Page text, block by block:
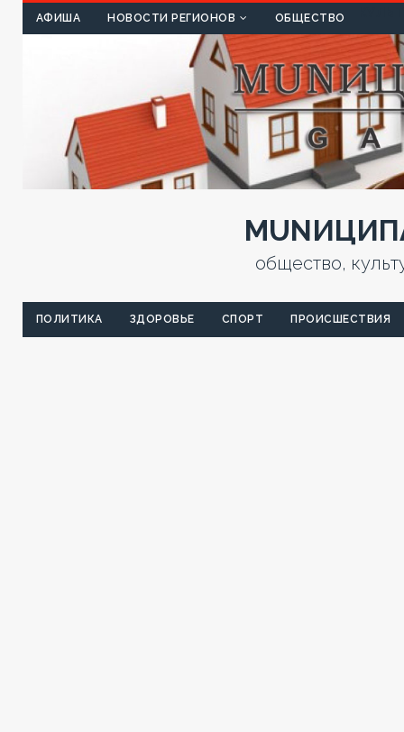
АФИША НОВОСТИ РЕГИОНОВ ОБЩЕСТВО
общество,
ПОЛИТИКА ЗДОРОВЬЕ СПОРТ ПРОИСШЕСТВИЯ